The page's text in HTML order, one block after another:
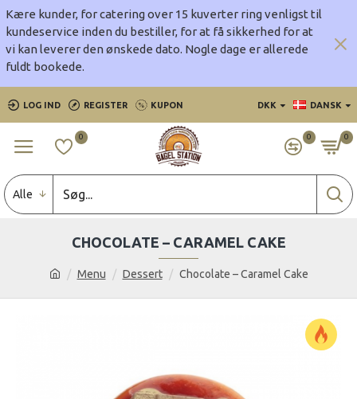
Kære kunder, for catering over 15 kuverter ring venligst til
kundeservice inden du bestiller, for at få sikkerhed for at
vi kan leverer den ønskede dato. Nogle dage er allerede
fuldt bookede.
LOG IND REGISTER KUPON DKK DANSK
0 0 0
Alle
Menu Dessert Chocolate – Caramel Cake
CHOCOLATE – CARAMEL CAKE